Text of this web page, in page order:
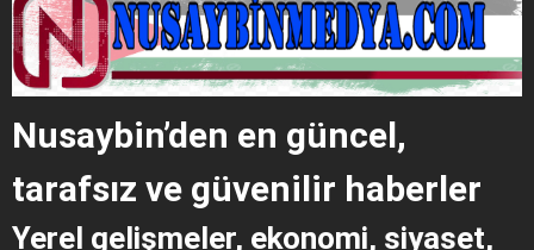
Nusaybin’den en güncel,
tarafsız ve güvenilir haberler
Yerel gelişmeler, ekonomi, siyaset,